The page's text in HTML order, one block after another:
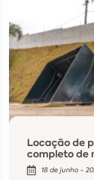
Locação de
completo de
18 de junho -